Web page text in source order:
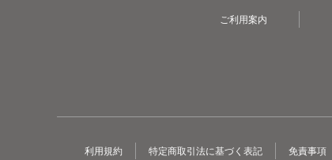
ご利用案内
利用規約 特定商取引法に基づく表記 免責事項